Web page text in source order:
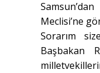
Meclisi’ne
Sorarım
Başbakan